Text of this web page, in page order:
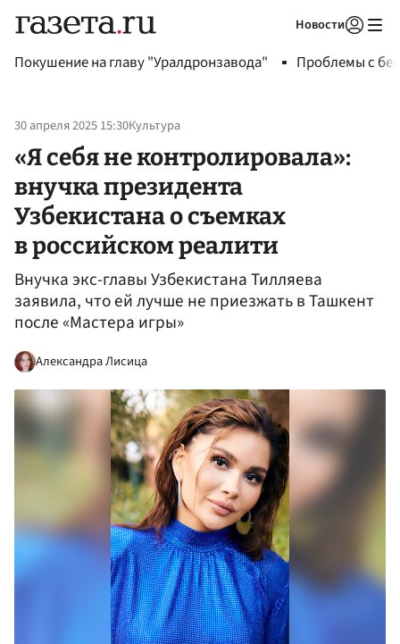
Новости
Покушение на главу "Уралдронзавода" Проблемы с
30 апреля 2025 15:30Культура
«Я себя не контролировала»:
внучка президента
Узбекистана о съемках
в российском реалити
Внучка экс-главы Узбекистана Тилляева
заявила, что ей лучше не приезжать в Ташкент
после «Мастера игры»
Александра Лисица